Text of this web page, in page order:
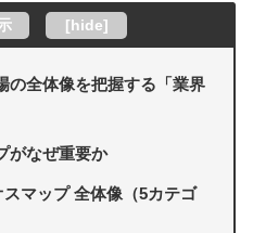
[hide]
の全体像を把握する「業界
がなぜ重要か
マップ 全体像（5カテゴ